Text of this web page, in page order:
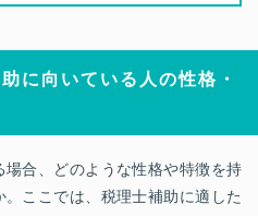
に向いている人の性格・
合、どのような性格や特徴を持
ここでは、税理士補助に適した